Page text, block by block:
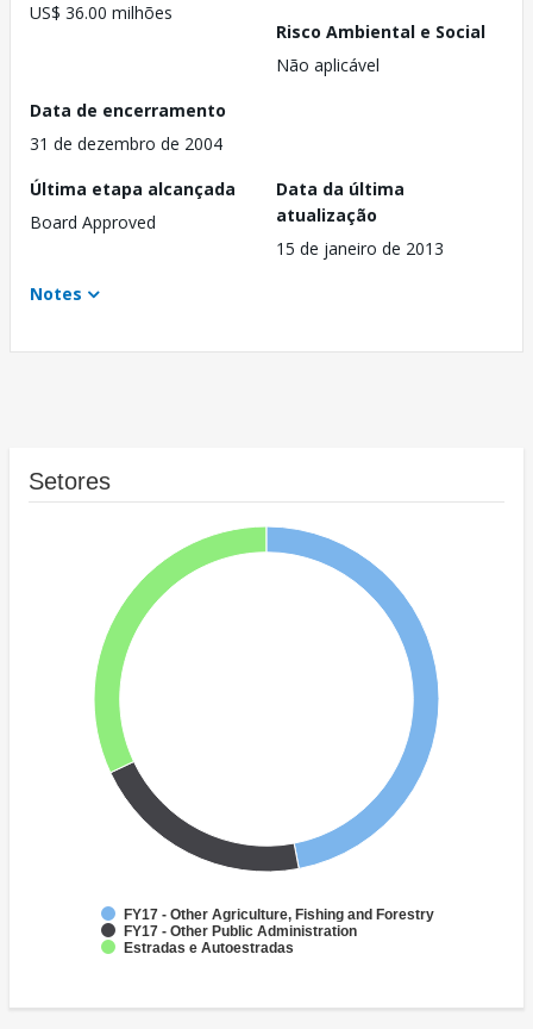
US$ 36.00 milhões
Risco Ambiental e Social
Não aplicável
Data de encerramento
31 de dezembro de 2004
Última etapa alcançada
Board Approved
Data da última
atualização
15 de janeiro de 2013
Notes
Setores
FY17 - Other Agriculture, Fishing and Forestry
FY17 - Other Public Administration
Estradas e Autoestradas